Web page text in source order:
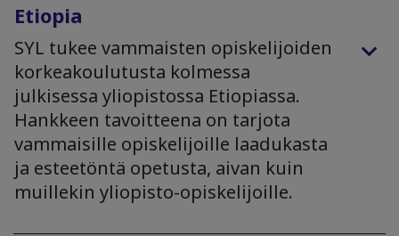
Etiopia
SYL tukee vammaisten opiskelijoiden
korkeakoulutusta kolmessa
julkisessa yliopistossa Etiopiassa.
Hankkeen tavoitteena on tarjota
vammaisille opiskelijoille laadukasta
ja esteetöntä opetusta, aivan kuin
muillekin yliopisto-opiskelijoille.